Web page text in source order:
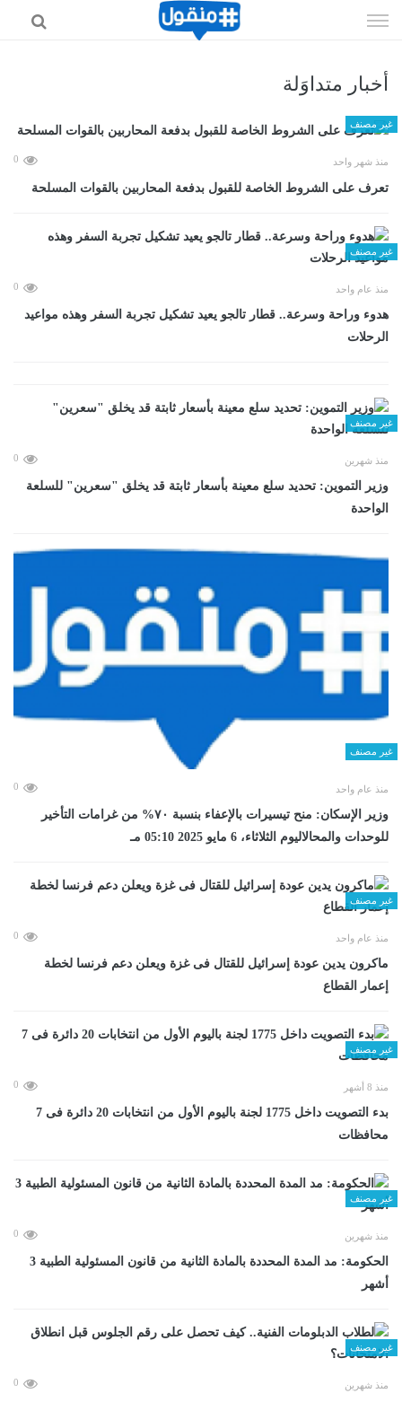
الى
أخبار متداوَلة
غير مصنف
منذ شهر واحد 0
تعرف على الشروط الخاصة للقبول بدفعة المحاربين بالقوات المسلحة
غير مصنف
منذ عام واحد 0
هدوء وراحة وسرعة.. قطار تالجو يعيد تشكيل تجربة السفر وهذه مواعيد
الرحلات
غير مصنف
منذ شهرين 0
وزير التموين: تحديد سلع معينة بأسعار ثابتة قد يخلق "سعرين" للسلعة
الواحدة
غير مصنف
منذ عام واحد 0
وزير الإسكان: منح تيسيرات بالإعفاء بنسبة ٧٠% من غرامات التأخير
للوحدات والمحالاليوم الثلاثاء، 6 مايو 2025 05:10 مـ
غير مصنف
منذ عام واحد 0
ماكرون يدين عودة إسرائيل للقتال فى غزة ويعلن دعم فرنسا لخطة
إعمار القطاع
غير مصنف
منذ 8 أشهر 0
بدء التصويت داخل 1775 لجنة باليوم الأول من انتخابات 20 دائرة فى 7
محافظات
غير مصنف
منذ شهرين 0
الحكومة: مد المدة المحددة بالمادة الثانية من قانون المسئولية الطبية 3
أشهر
غير مصنف
منذ شهرين 0